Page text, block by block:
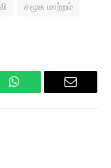
சமூக மாற்றம்
WhatsApp Email